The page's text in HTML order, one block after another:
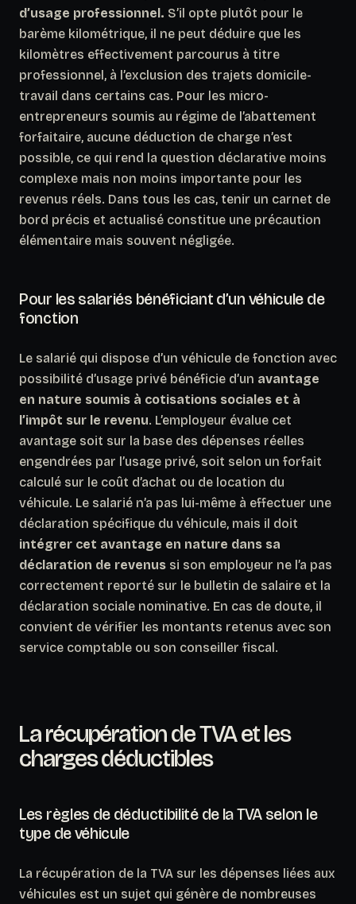
d’usage professionnel. S’il opte plutôt pour le
barème kilométrique, il ne peut déduire que les
kilomètres effectivement parcourus à titre
professionnel, à l’exclusion des trajets domicile-
travail dans certains cas. Pour les micro-
entrepreneurs soumis au régime de l’abattement
forfaitaire, aucune déduction de charge n’est
possible, ce qui rend la question déclarative moins
complexe mais non moins importante pour les
revenus réels. Dans tous les cas, tenir un carnet de
bord précis et actualisé constitue une précaution
élémentaire mais souvent négligée.
Pour les salariés bénéficiant d’un véhicule de
fonction
Le salarié qui dispose d’un véhicule de fonction avec
possibilité d’usage privé bénéficie d’un avantage
en nature soumis à cotisations sociales et à
l’impôt sur le revenu. L’employeur évalue cet
avantage soit sur la base des dépenses réelles
engendrées par l’usage privé, soit selon un forfait
calculé sur le coût d’achat ou de location du
véhicule. Le salarié n’a pas lui-même à effectuer une
déclaration spécifique du véhicule, mais il doit
intégrer cet avantage en nature dans sa
déclaration de revenus si son employeur ne l’a pas
correctement reporté sur le bulletin de salaire et la
déclaration sociale nominative. En cas de doute, il
convient de vérifier les montants retenus avec son
service comptable ou son conseiller fiscal.
La récupération de TVA et les
charges déductibles
Les règles de déductibilité de la TVA selon le
type de véhicule
La récupération de la TVA sur les dépenses liées aux
véhicules est un sujet qui génère de nombreuses